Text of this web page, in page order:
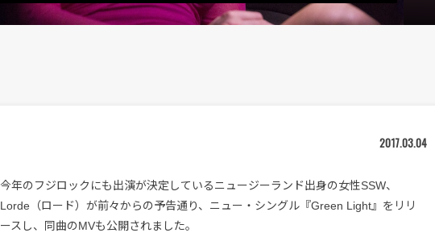
2017.03.04
今年のフジロックにも出演が決定しているニュージーランド出身の女性SSW、
Lorde（ロード）が前々からの予告通り、ニュー・シングル『Green Light』をリリ
ースし、同曲のMVも公開されました。